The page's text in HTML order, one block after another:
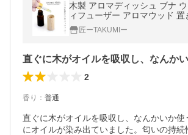
木製 アロマディッシュ ブナ
ィフューザー アロマウッド 置
芳香 定形外発送
匠ーTAKUMIー
2
香り ： 普通
直ぐに木がオイルを吸収し、なんかいか使
にオイルが染み出ていました。匂いの持続